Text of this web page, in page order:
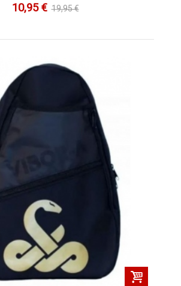
10,95 € 19,95 €